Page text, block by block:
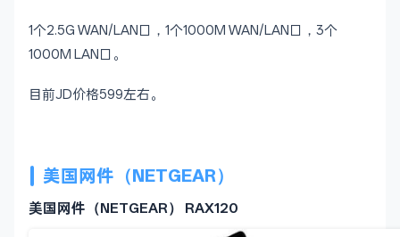
1个2.5G WAN/LAN口，1个1000M WAN/LAN口，3个
1000M LAN口。
目前JD价格599左右。
美国网件（NETGEAR）
美国网件（NETGEAR） RAX120